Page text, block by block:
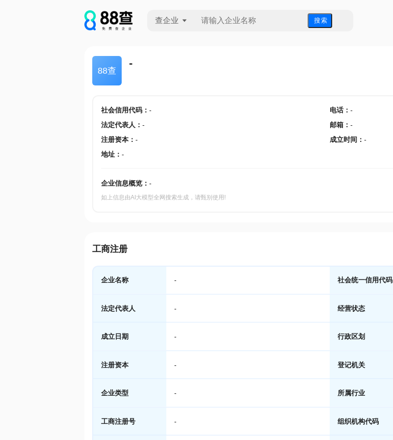
查企业 搜 索
88查
-
社会信用代码： - 电话： -
法定代表人 ： - 邮箱 ： -
注册资本： - 成立时间 ： -
地址： -
企业信息概览： -
如上信息由AI大模型全网搜索生成，请甄别使用!
工商注册
企业名称 - 社会统一信用代码
法定代表人 - 经营状态
成立日期 - 行政区划
注册资本 - 登记机关
企业类型 - 所属行业
工商注册号 - 组织机构代码